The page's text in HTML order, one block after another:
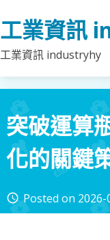
to
content
工業資訊
工業資訊 industryhy
突破運算
化的關鍵
access_time Posted on 2026-